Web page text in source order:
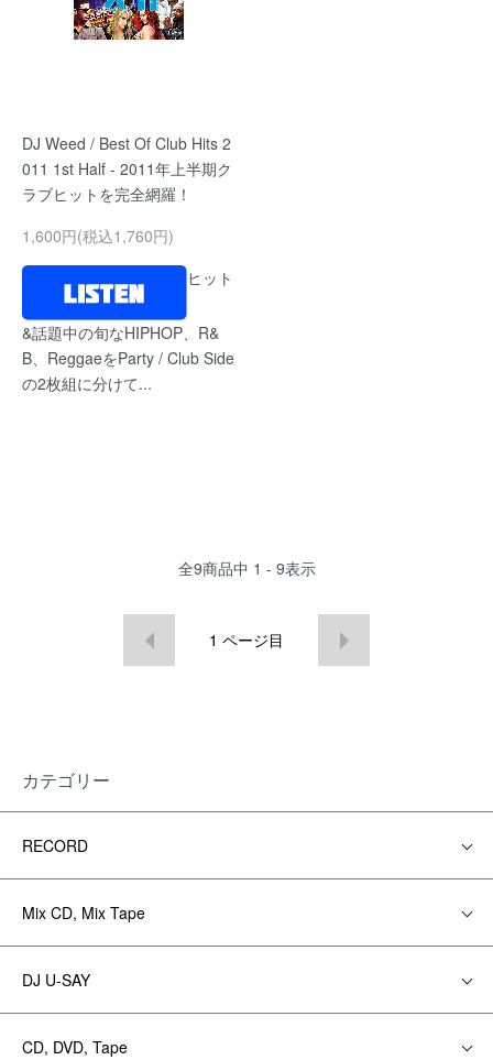
DJ Weed / Best Of Club Hits 2
011 1st Half - 2011年上半期ク
ラブヒットを完全網羅！
1,600円(税込1,760円)
ヒット
&話題中の旬なHIPHOP、R&
B、ReggaeをParty / Club Side
の2枚組に分けて...
全9商品中 1 - 9表示
1 ページ目
カテゴリー
RECORD
Mix CD, Mix Tape
DJ U-SAY
CD, DVD, Tape